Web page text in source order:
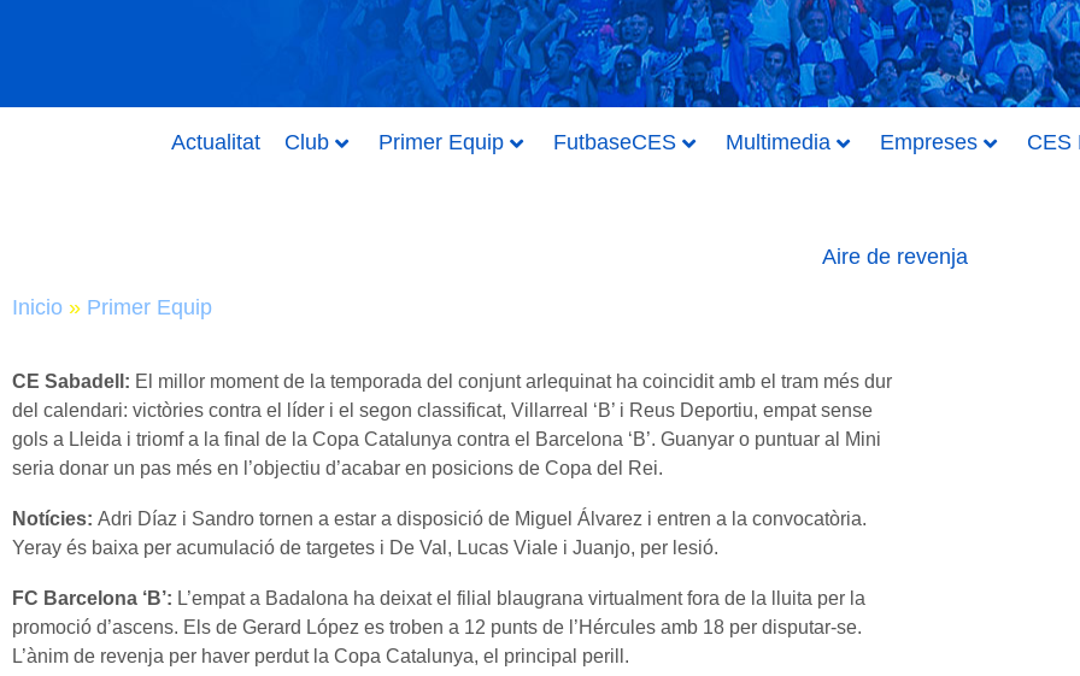
Actualitat Club Primer Equip FutbaseCES Multimedia Empreses CES
Aire de revenja
Inicio » Primer Equip
CE Sabadell: El millor moment de la temporada del conjunt arlequinat ha coincidit amb el tram més dur
del calendari: victòries contra el líder i el segon classificat, Villarreal ‘B’ i Reus Deportiu, empat sense
gols a Lleida i triomf a la final de la Copa Catalunya contra el Barcelona ‘B’. Guanyar o puntuar al Mini
seria donar un pas més en l’objectiu d’acabar en posicions de Copa del Rei.
Notícies: Adri Díaz i Sandro tornen a estar a disposició de Miguel Álvarez i entren a la convocatòria.
Yeray és baixa per acumulació de targetes i De Val, Lucas Viale i Juanjo, per lesió.
FC Barcelona ‘B’: L’empat a Badalona ha deixat el filial blaugrana virtualment fora de la lluita per la
promoció d’ascens. Els de Gerard López es troben a 12 punts de l’Hércules amb 18 per disputar-se.
L’ànim de revenja per haver perdut la Copa Catalunya, el principal perill.